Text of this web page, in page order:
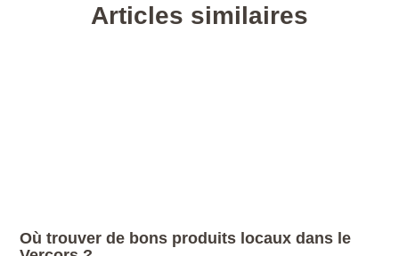
Articles similaires
Où trouver de bons produits locaux dans le